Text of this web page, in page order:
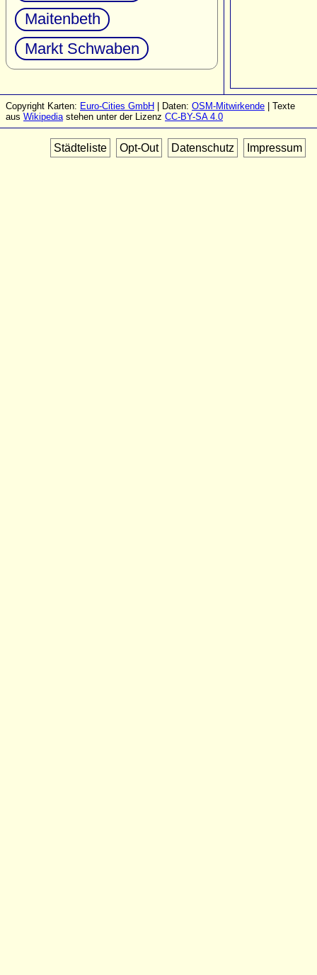
Maitenbeth
Markt Schwaben
Copyright Karten: Euro-Cities GmbH | Daten: OSM-Mitwirkende | Texte
aus Wikipediastehen unter der Lizenz CC-BY-SA 4.0
Städteliste Opt-Out Datenschutz Impressum